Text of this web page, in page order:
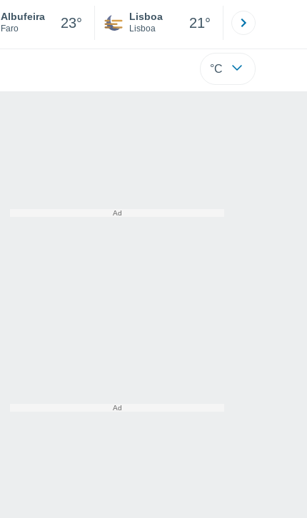
Albufeira
Faro 23° Lisboa
Lisboa 21°
°C